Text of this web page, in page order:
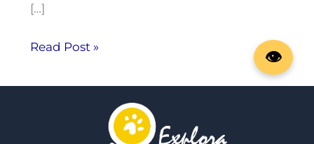
[…]
Read Post »